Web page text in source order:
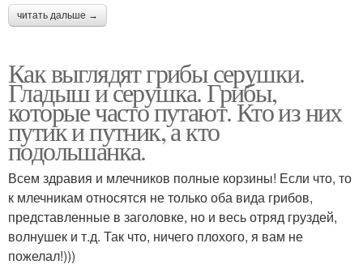
читать дальше →
Как выглядят грибы серушки.
Гладыш и серушка. Грибы,
которые часто путают. Кто из них
путик и путник, а кто
подольшанка.
Всем здравия и млечников полные корзины! Если что, то
к млечникам относятся не только оба вида грибов,
представленные в заголовке, но и весь отряд груздей,
волнушек и т.д. Так что, ничего плохого, я вам не
пожелал!)))